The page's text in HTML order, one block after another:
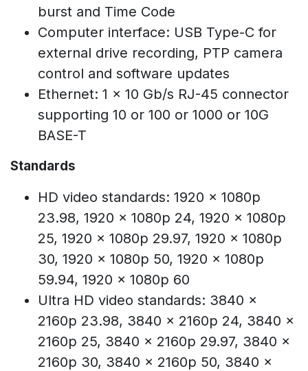
burst and Time Code
Computer interface: USB Type-C for
external drive recording, PTP camera
control and software updates
Ethernet: 1 x 10 Gb/s RJ-45 connector
supporting 10 or 100 or 1000 or 10G
BASE-T
Standards
HD video standards: 1920 x 1080p
23.98, 1920 x 1080p 24, 1920 x 1080p
25, 1920 x 1080p 29.97, 1920 x 1080p
30, 1920 x 1080p 50, 1920 x 1080p
59.94, 1920 x 1080p 60
Ultra HD video standards: 3840 x
2160p 23.98, 3840 x 2160p 24, 3840 x
2160p 25, 3840 x 2160p 29.97, 3840 x
2160p 30, 3840 x 2160p 50, 3840 x